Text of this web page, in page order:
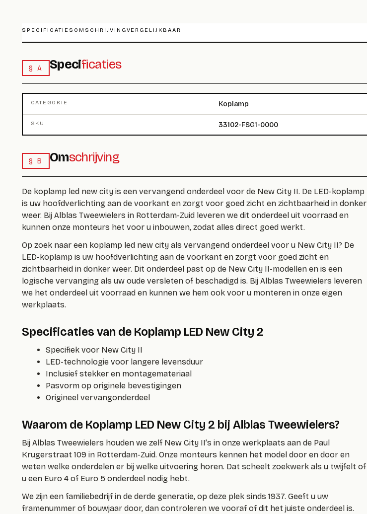
SPECIFICATIES OMSCHRIJVINGVERGELIJKBAAR
§ A Specificaties
CATEGORIE Koplamp
SKU 33102-FSG1-0000
§ B Omschrijving
De koplamp led new city is een vervangend onderdeel voor de New City II. De LED-koplamp
is uw hoofdverlichting aan de voorkant en zorgt voor goed zicht en zichtbaarheid in donker
weer. Bij Alblas Tweewielers in Rotterdam-Zuid leveren we dit onderdeel uit voorraad en
kunnen onze monteurs het voor u inbouwen, zodat alles direct goed werkt.
Op zoek naar een koplamp led new city als vervangend onderdeel voor u New City II? De
LED-koplamp is uw hoofdverlichting aan de voorkant en zorgt voor goed zicht en
zichtbaarheid in donker weer. Dit onderdeel past op de New City II-modellen en is een
logische vervanging als uw oude versleten of beschadigd is. Bij Alblas Tweewielers leveren
we het onderdeel uit voorraad en kunnen we hem ook voor u monteren in onze eigen
werkplaats.
Specificaties van de Koplamp LED New City 2
Specifiek voor New City II
LED-technologie voor langere levensduur
Inclusief stekker en montagemateriaal
Pasvorm op originele bevestigingen
Origineel vervangonderdeel
Waarom de Koplamp LED New City 2 bij Alblas Tweewielers?
Bij Alblas Tweewielers houden we zelf New City II’s in onze werkplaats aan de Paul
Krugerstraat 109 in Rotterdam-Zuid. Onze monteurs kennen het model door en door en
weten welke onderdelen er bij welke uitvoering horen. Dat scheelt zoekwerk als u twijfelt of
u een Euro 4 of Euro 5 onderdeel nodig hebt.
We zijn een familiebedrijf in de derde generatie, op deze plek sinds 1937. Geeft u uw
framenummer of bouwjaar door, dan controleren we vooraf of dit het juiste onderdeel is.